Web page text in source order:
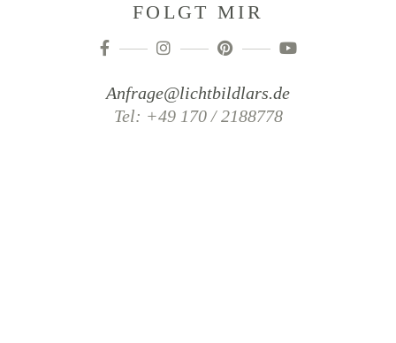
FOLGT MIR
Anfrage@lichtbildlars.de
Tel: +49 170 / 2188778